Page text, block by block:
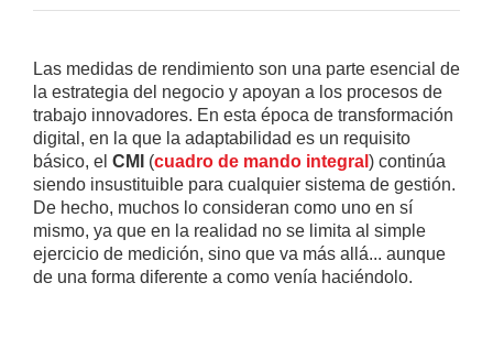
Las medidas de rendimiento son una parte esencial de
la estrategia del negocio y apoyan a los procesos de
trabajo innovadores. En esta época de transformación
digital, en la que la adaptabilidad es un requisito
básico, el CMI (cuadro de mando integral ) continúa
siendo insustituible para cualquier sistema de gestión.
De hecho, muchos lo consideran como uno en sí
mismo, ya que en la realidad no se limita al simple
ejercicio de medición, sino que va más allá... aunque
de una forma diferente a como venía haciéndolo.